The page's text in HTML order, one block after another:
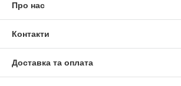
Про нас
Контакти
Доставка та оплата